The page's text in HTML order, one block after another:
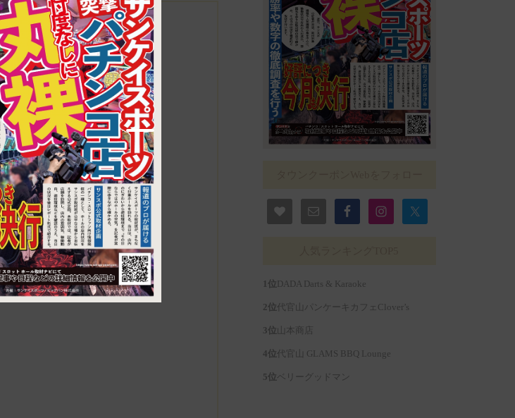
1
DADA Darts & Karaoke
代官山パンケーキカフェClover’s
山本商店
代官山 GLAMS BBQ Lounge
ベリーグッドマン